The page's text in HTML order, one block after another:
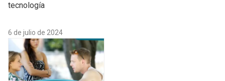
tecnología
6 de julio de 2024